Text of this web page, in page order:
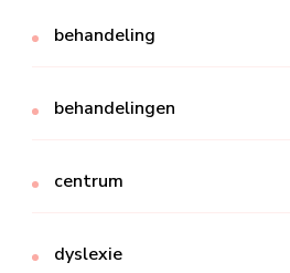
behandeling
behandelingen
centrum
dyslexie